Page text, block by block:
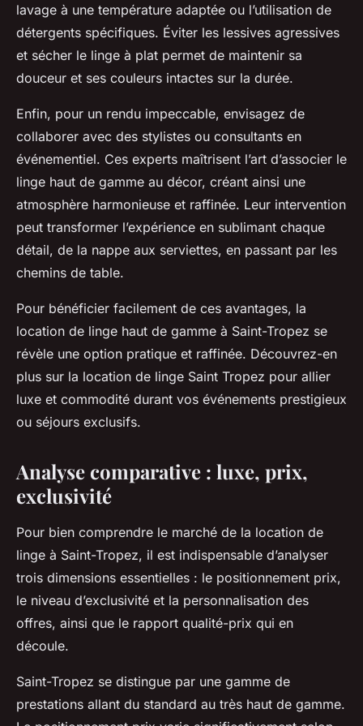
lavage à une température adaptée ou l’utilisation de
détergents spécifiques. Éviter les lessives agressives
et sécher le linge à plat permet de maintenir sa
douceur et ses couleurs intactes sur la durée.
Enfin, pour un rendu impeccable, envisagez de
collaborer avec des stylistes ou consultants en
événementiel. Ces experts maîtrisent l’art d’associer le
linge haut de gamme au décor, créant ainsi une
atmosphère harmonieuse et raffinée. Leur intervention
peut transformer l’expérience en sublimant chaque
détail, de la nappe aux serviettes, en passant par les
chemins de table.
Pour bénéficier facilement de ces avantages, la
location de linge haut de gamme à Saint-Tropez se
révèle une option pratique et raffinée. Découvrez-en
plus sur la location de linge Saint Tropez pour allier
luxe et commodité durant vos événements prestigieux
ou séjours exclusifs.
Analyse comparative : luxe, prix,
exclusivité
Pour bien comprendre le marché de la location de
linge à Saint-Tropez, il est indispensable d’analyser
trois dimensions essentielles : le positionnement prix,
le niveau d’exclusivité et la personnalisation des
offres, ainsi que le rapport qualité-prix qui en
découle.
Saint-Tropez se distingue par une gamme de
prestations allant du standard au très haut de gamme.